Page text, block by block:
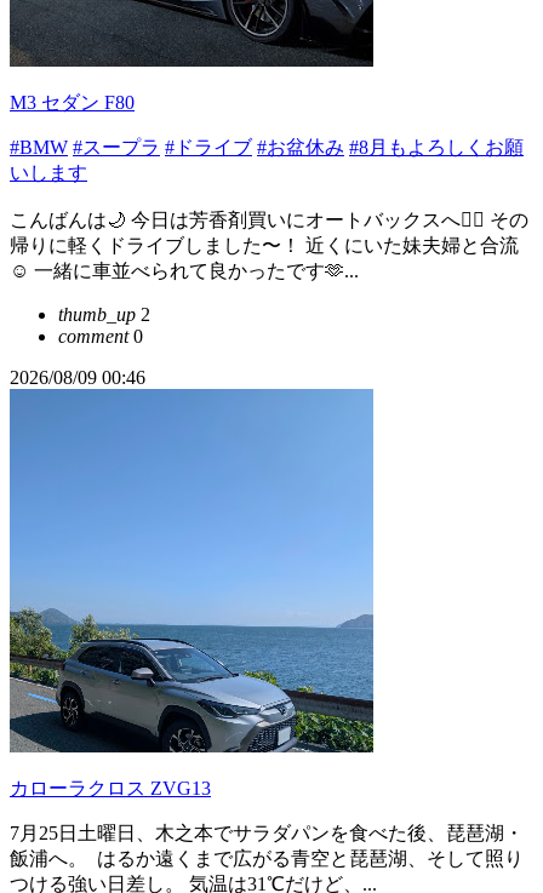
M3 セダン F80
#BMW #スープラ #ドライブ #お盆休み #8月もよろしくお願
いします
こんばんは🌙 今日は芳香剤買いにオートバックスへ🙆‍♀️ その
帰りに軽くドライブしました〜！ 近くにいた妹夫婦と合流
☺️ 一緒に車並べられて良かったです🫶...
thumb_up 2
comment0
2026/08/09 00:46
カローラクロス ZVG13
7月25日土曜日、木之本でサラダパンを食べた後、琵琶湖・
飯浦へ。 ​ はるか遠くまで広がる青空と琵琶湖、そして照り
つける強い日差し。 気温は31℃だけど、...